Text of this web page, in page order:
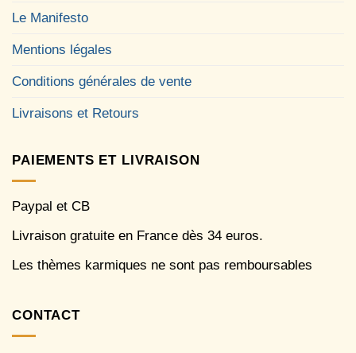
Le Manifesto
Mentions légales
Conditions générales de vente
Livraisons et Retours
PAIEMENTS ET LIVRAISON
Paypal et CB
Livraison gratuite en France dès 34 euros.
Les thèmes karmiques ne sont pas remboursables
CONTACT